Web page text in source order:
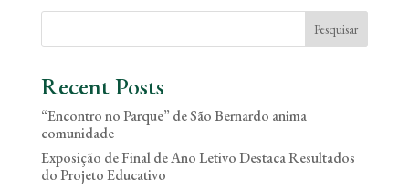
Pesquisar
Recent Posts
“Encontro no Parque” de São Bernardo anima
comunidade
Exposição de Final de Ano Letivo Destaca Resultados
do Projeto Educativo